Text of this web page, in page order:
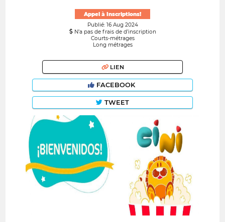
Appel à Inscriptions!
Publié: 16 Aug 2024
N’a pas de frais de d’inscription
Courts-métrages
Long métrages
LIEN
FACEBOOK
TWEET